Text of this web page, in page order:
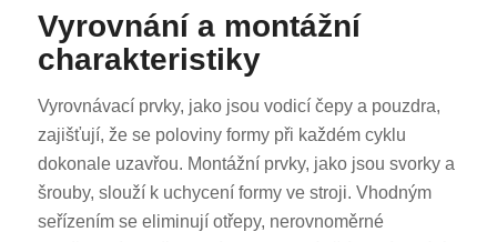
Vyrovnání a montážní
charakteristiky
Vyrovnávací prvky, jako jsou vodicí čepy a pouzdra,
zajišťují, že se poloviny formy při každém cyklu
dokonale uzavřou. Montážní prvky, jako jsou svorky a
šrouby, slouží k uchycení formy ve stroji. Vhodným
seřízením se eliminují otřepy, nerovnoměrné